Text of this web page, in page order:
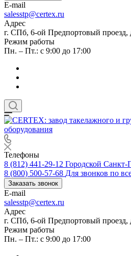
E-mail
salesstp@certex.ru
Адрес
г. СПб, 6-ой Предпортовый проезд,
Режим работы
Пн. – Пт.: с 9:00 до 17:00
Телефоны
8 (812) 441-29-12 Городской Санкт-
8 (800) 500-57-68 Для звонков по
Заказать звонок
E-mail
salesstp@certex.ru
Адрес
г. СПб, 6-ой Предпортовый проезд,
Режим работы
Пн. – Пт.: с 9:00 до 17:00